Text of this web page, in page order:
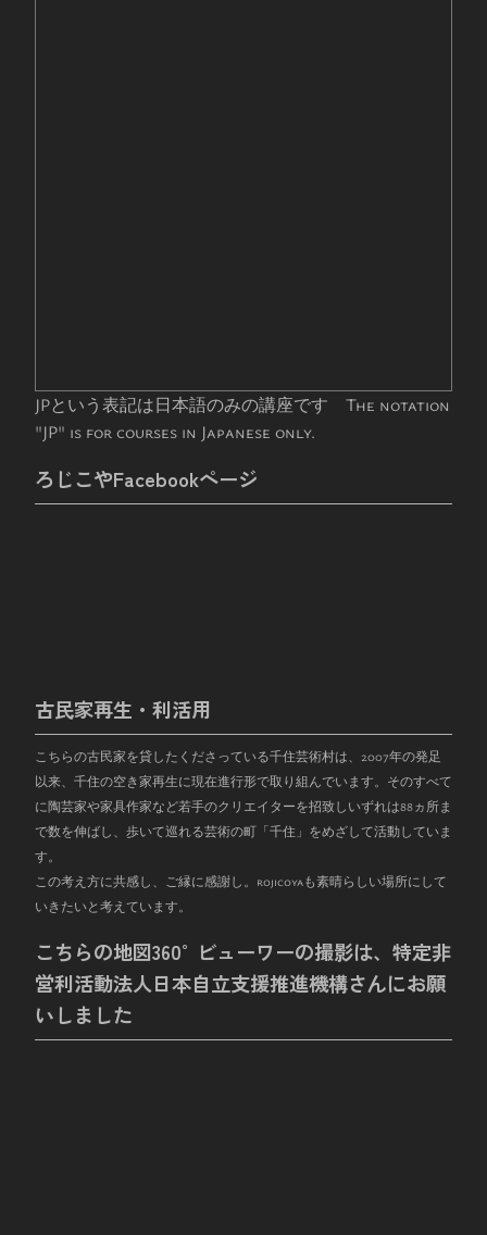
JPという表記は日本語のみの講座です The notation
"JP" is for courses in Japanese only.
ろじこやFacebookページ
古民家再生・利活用
こちらの古民家を貸したくださっている千住芸術村は、 2007年の発足
以来、千住の空き家再生に現在進行形で取り組んでいます。そのすべて
に陶芸家や家具作家など若手のクリエイターを招致しいずれは88ヵ所ま
で数を伸ばし、歩いて巡れる芸術の町「千住」をめざして活動していま
す。
この考え方に共感し、ご縁に感謝し。rojicoyaも素晴らしい場所にして
いきたいと考えています。
こちらの地図360°ビューワーの撮影は、特定非
営利活動法人日本自立支援推進機構さんにお願
いしました